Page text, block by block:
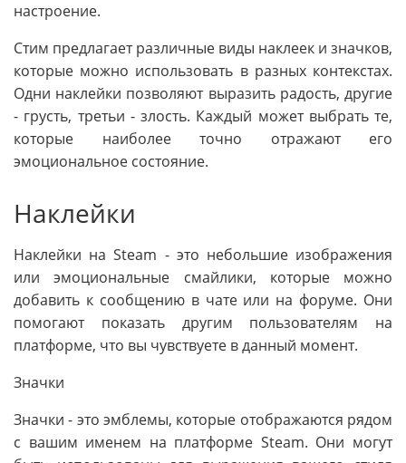
настроение.
Стим предлагает различные виды наклеек и значков,
которые можно использовать в разных контекстах.
Одни наклейки позволяют выразить радость, другие
- грусть, третьи - злость. Каждый может выбрать те,
которые наиболее точно отражают его
эмоциональное состояние.
Наклейки
Наклейки на Steam - это небольшие изображения
или эмоциональные смайлики, которые можно
добавить к сообщению в чате или на форуме. Они
помогают показать другим пользователям на
платформе, что вы чувствуете в данный момент.
Значки
Значки - это эмблемы, которые отображаются рядом
с вашим именем на платформе Steam. Они могут